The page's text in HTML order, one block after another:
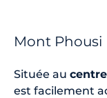
Mont Phousi
Située au centre
est facilement